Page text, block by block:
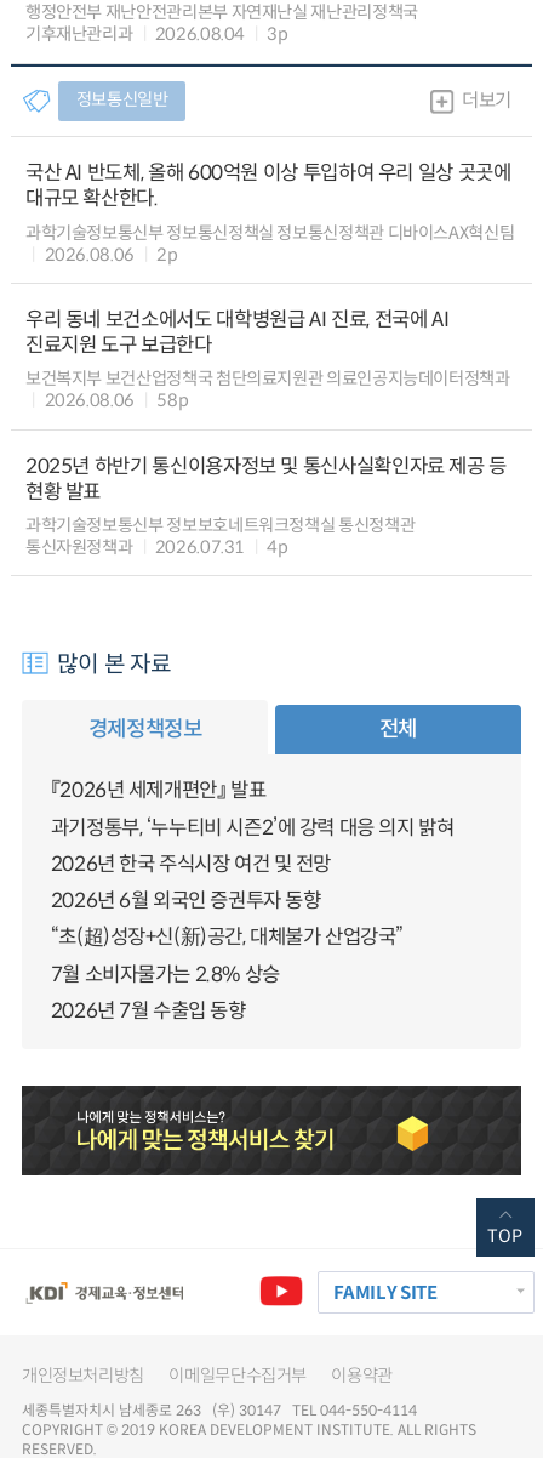
행정안전부 재난안전관리본부 자연재난실 재난관리정책국
기후재난관리과
2026.08.04 3p
정보통신일반 더보기
국산 AI 반도체, 올해 600억원 이상 투입하여 우리 일상 곳곳에
대규모 확산한다.
과학기술정보통신부 정보통신정책실 정보통신정책관 디바이스AX혁신팀
2026.08.06
2p
우리 동네 보건소에서도 대학병원급 AI 진료, 전국에 AI
진료지원 도구 보급한다
보건복지부 보건산업정책국 첨단의료지원관 의료인공지능데이터정책과
2026.08.06
58p
2025년 하반기 통신이용자정보 및 통신사실확인자료 제공 등
현황 발표
과학기술정보통신부 정보보호네트워크정책실 통신정책관
통신자원정책과
2026.07.31 4p
많이 본 자료
경제정책정보 전체
『2026년 세제개편안』 발표
과기정통부, ‘누누티비 시즌2’에 강력 대응 의지 밝혀
2026년 한국 주식시장 여건 및 전망
2026년 6월 외국인 증권투자 동향
“초(超)성장+신(新)공간, 대체불가 산업강국”
7월 소비자물가는 2.8% 상승
2026년 7월 수출입 동향
FAMILY SITE
개인정보처리방침 이메일무단수집거부 이용약관
세종특별자치시 남세종로 263 (우) 30147 TEL 044-550-4114
COPYRIGHT © 2019 KOREA DEVELOPMENT INSTITUTE. ALL RIGHTS
RESERVED.
TOP